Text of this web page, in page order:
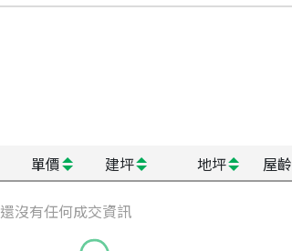
單價 建坪 地坪 屋齡
還沒有任何成交資訊